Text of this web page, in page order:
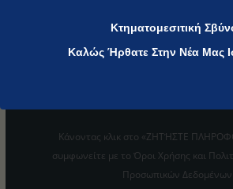
Κτηματομεσιτική
Καλώς Ήρθατε Στην Νέα Μας
Κάνοντας κλικ στο «ΖΗΤΉΣΤΕ
συμφωνείτε με το Όροι Χρήσης και
Προσωπικών Δεδομένων